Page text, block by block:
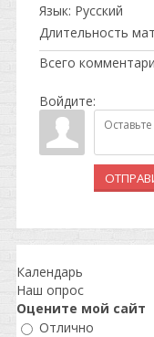
Язык: Русский
Длительность
Всего
Войдите:
Календарь
Наш опрос
Оцените мой сайт
Отлично